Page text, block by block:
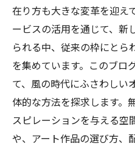
在り方も大きな変革を迎え
ービスの活用を通じて、新
られる中、従来の枠にとら
を集めています。このブロ
て、風の時代にふさわしい
体的な方法を探求します。
スピレーションを与える空
や、アート作品の選び方、